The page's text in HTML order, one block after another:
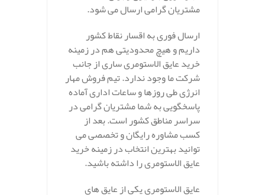
مشتریان گرامی ارسال می شود.
ارسال فوری به اقسار نقاط کشور
داریم و هیچ محدودیتی هم در زمینه
خرید عایق الاستومری ساری از جانب
شرکت ما وجود ندارد. تیم فروش مهار
انرژی طی روزها و ساعات اداری آماده
پاسخگویی به شما مشتریان گرامی در
سراسر مناطق کشور است. بعد از
کسب مشاوره رایگان و تخصصی می
توانید بهترین انتخاب در زمینه خرید
عایق الاستومری را داشته باشید.
عایق الاستومری یکی از عایق های